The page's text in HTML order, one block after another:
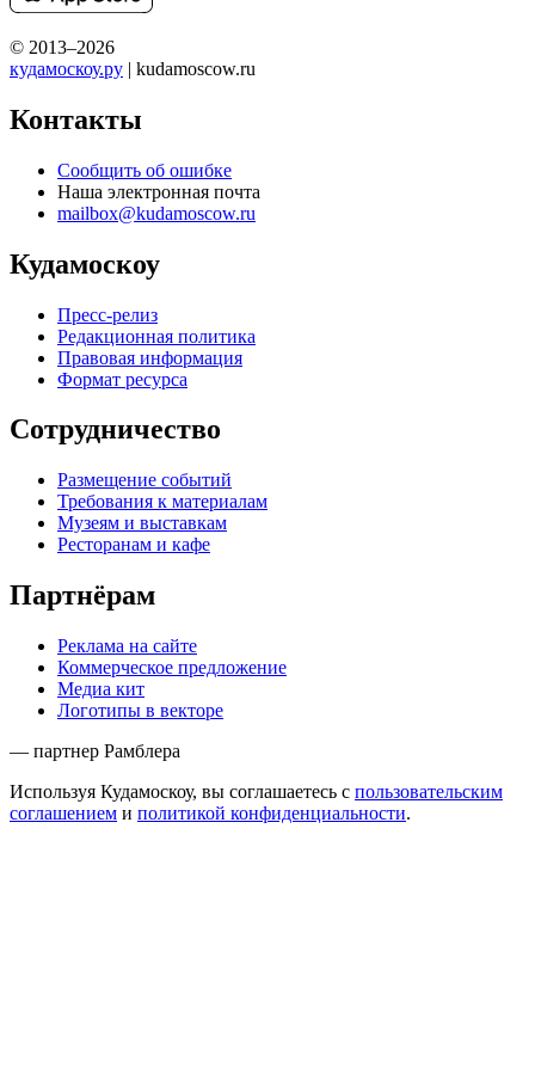
© 2013–2026
кудамоскоу.ру | kudamoscow.ru
Контакты
Сообщить об ошибке
Наша электронная почта
mailbox@kudamoscow.ru
Кудамоскоу
Пресс-релиз
Редакционная политика
Правовая информация
Формат ресурса
Сотрудничество
Размещение событий
Требования к материалам
Музеям и выставкам
Ресторанам и кафе
Партнёрам
Реклама на сайте
Коммерческое предложение
Медиа кит
Логотипы в векторе
— партнер Рамблера
Используя Кудамоскоу, вы соглашаетесь с пользовательским
соглашением и политикой конфиденциальности.